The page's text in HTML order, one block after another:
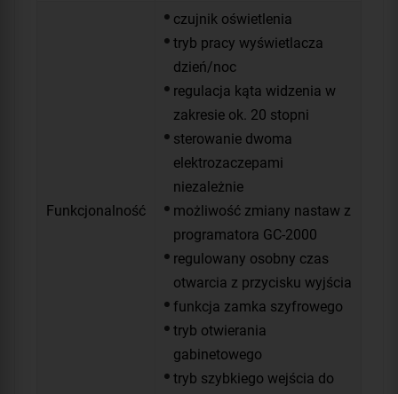
Funkcjonalność
czujnik oświetlenia
tryb pracy wyświetlacza
dzień/noc
regulacja kąta widzenia w
zakresie ok. 20 stopni
sterowanie dwoma
elektrozaczepami
niezależnie
możliwość zmiany nastaw z
programatora GC-2000
regulowany osobny czas
otwarcia z przycisku wyjścia
funkcja zamka szyfrowego
tryb otwierania
gabinetowego
tryb szybkiego wejścia do